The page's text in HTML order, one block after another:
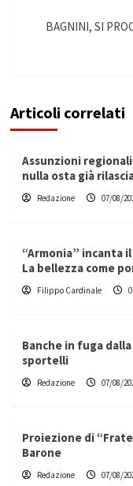
BAGNINI, SI
Articoli correlati
Assunzioni
nulla osta già
Redazione 07/08/
“Armonia” incanta
La bellezza come
Filippo Cardinale
Banche in fuga
sportelli
Redazione 07/08/
Proiezione di
Barone
Redazione 07/08/